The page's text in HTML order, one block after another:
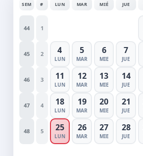
SEM # LUN MAR MIÉ JUE
44 1
45 2 4
LUN
5
MAR
6
MIE
7
JUE
46 3 11
LUN
12
MAR
13
MIE
14
JUE
47 4 18
LUN
19
MAR
20
MIE
21
JUE
48 5 25
LUN
26
MAR
27
MIE
28
JUE